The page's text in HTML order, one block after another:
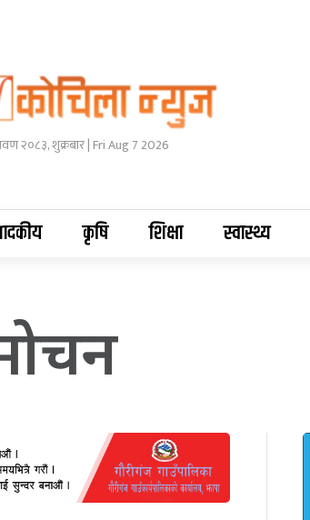
२०८३, शुक्रबार | Fri Aug 7 2026
कृषि शिक्षा स्वास्थ्य